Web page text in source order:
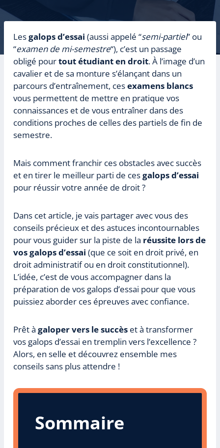
Lesgalops d’essai (aussi appelé “semi-partiel” ou
“examen de mi-semestre“), c’est un passage
obligé pourtout étudiant en droit. À l’image d’un
cavalier et de sa monture s’élançant dans un
parcours d’entraînement, cesexamens blancs
vous permettent de mettre en pratique vos
connaissances et de vous entraîner dans des
conditions proches de celles des partiels de fin de
semestre.
Mais comment franchir ces obstacles avec succès
et en tirer le meilleur parti de cesgalops d’essai
pour réussir votre année de droit ?
Dans cet article, je vais partager avec vous des
conseils précieux et des astuces incontournables
pour vous guider sur la piste de la réussite lors de
vos galops d’essai(que ce soit en droit privé, en
droit administratif ou en droit constitutionnel).
L’idée, c’est de vous accompagner dans la
préparation de vos galops d’essai pour que vous
puissiez aborder ces épreuves avec confiance.
Prêt àgaloper vers le succès et à transformer
vos galops d’essai en tremplin vers l’excellence ?
Alors, en selle et découvrez ensemble mes
conseils sans plus attendre !
Sommaire